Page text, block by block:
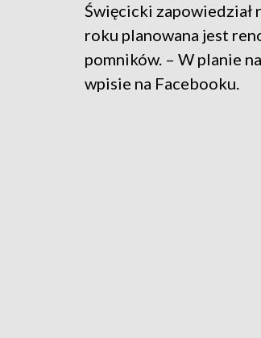
Święcicki zapowiedział
roku planowana jest
pomników. – W planie
wpisie na Facebooku.